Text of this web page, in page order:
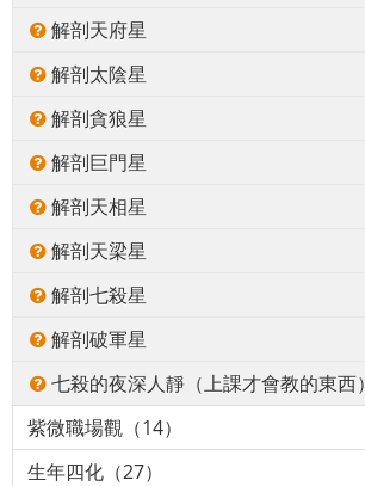
解剖天府星
解剖太陰星
解剖貪狼星
解剖巨門星
解剖天相星
解剖天梁星
解剖七殺星
解剖破軍星
七殺的夜深人靜（上課才會教的東西）
紫微職場觀（14）
生年四化（27）